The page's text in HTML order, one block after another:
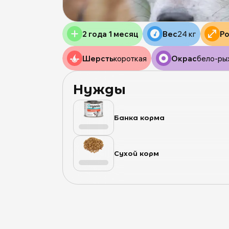
2 года 1 месяц Вес24 кг
Шерстькороткая Окрасбело-
Нужды
Банка корма
Сухой корм